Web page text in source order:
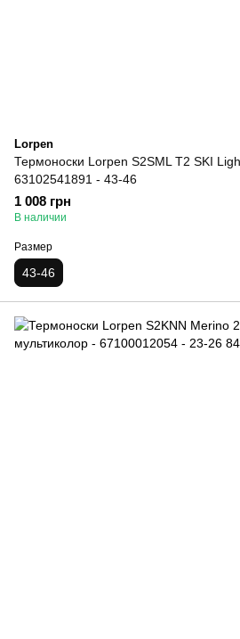
Lorpen
Термоноски Lorpen S2SML T2 SKI
63102541891 - 43-46
1 008 грн
В наличии
Размер
43-46